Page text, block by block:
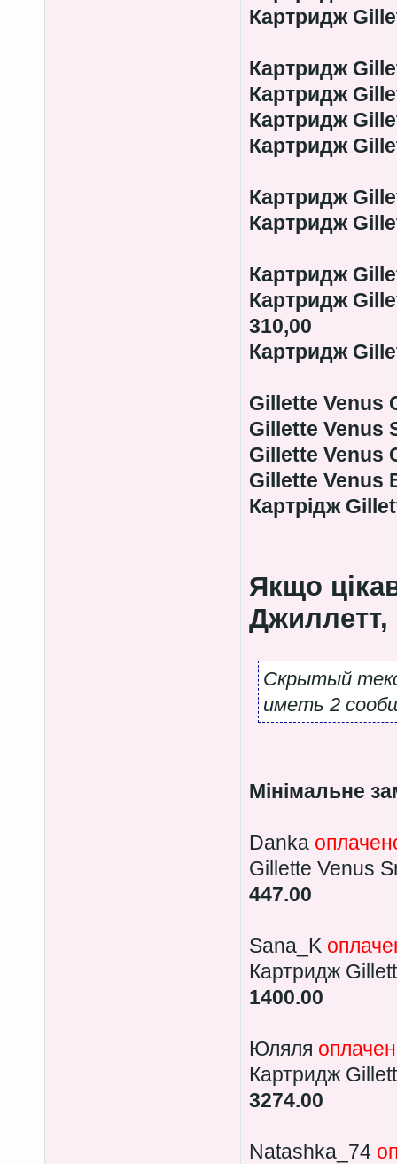
Картридж
Картридж
Картридж
Картридж
Картридж
Картридж
Картридж
Картридж
Картридж
310,00
Картридж
Gillette Venus
Gillette Venus
Gillette Venus
Gillette Venus
Картрідж
Якщо
Джиллетт,
Скрытый
иметь 2
Мінімальне
Danka
Gillette Venus
447.00
Sana_K
Картридж
1400.00
Юляля
Картридж
3274.00
Natashka_74